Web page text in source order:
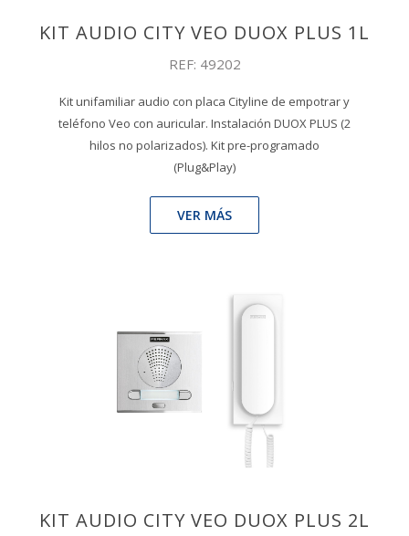
KIT AUDIO CITY VEO DUOX PLUS 1L
REF: 49202
Kit unifamiliar audio con placa Cityline de empotrar y
teléfono Veo con auricular. Instalación DUOX PLUS (2
hilos no polarizados). Kit pre-programado
(Plug&Play)
VER MÁS
KIT AUDIO CITY VEO DUOX PLUS 2L